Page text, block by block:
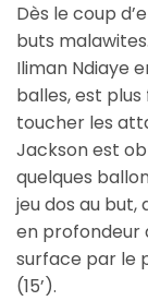
Dès le coup
buts
Iliman Ndiaye
balles, est plus
toucher les
Jackson est
quelques
jeu dos au but,
en profondeur
surface par le
(15’).